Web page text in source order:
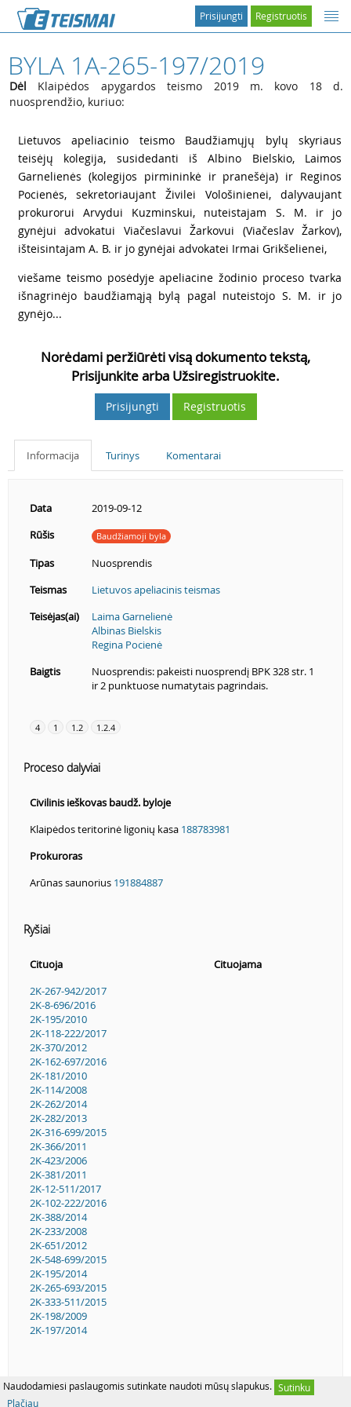
Naudodamiesi paslaugomis sutinkate naudoti mūsų slapukus. Sutinku
Plačiau
Registruotis
Prisijungti
BYLA 1A-265-197/2019
Dėl Klaipėdos apygardos teismo 2019 m. kovo 18 d.
nuosprendžio, kuriuo:
Lietuvos apeliacinio teismo Baudžiamųjų bylų skyriaus
teisėjų kolegija, susidedanti iš Albino Bielskio, Laimos
Garnelienės (kolegijos pirmininkė ir pranešėja) ir Reginos
Pocienės, sekretoriaujant Živilei Vološinienei, dalyvaujant
prokurorui Arvydui Kuzminskui, nuteistajam S. M. ir jo
gynėjui advokatui Viačeslavui Žarkovui (Viačeslav Žarkov),
išteisintajam A. B. ir jo gynėjai advokatei Irmai Grikšelienei,
viešame teismo posėdyje apeliacine žodinio proceso tvarka
išnagrinėjo baudžiamąją bylą pagal nuteistojo S. M. ir jo
gynėjo...
Norėdami peržiūrėti visą dokumento tekstą,
Prisijunkite arba Užsiregistruokite.
Prisijungti Registruotis
Informacija Turinys Komentarai
Data
2019-09-12
Rūšis
Baudžiamoji byla
Tipas
Nuosprendis
Teismas
Lietuvos apeliacinis teismas
Teisėjas(ai)
Laima Garnelienė
Albinas Bielskis
Regina Pocienė
Baigtis
Nuosprendis: pakeisti nuosprendį BPK 328 str. 1
ir 2 punktuose numatytais pagrindais.
4 1 1.2 1.2.4
Proceso dalyviai
Civilinis ieškovas baudž. byloje
Klaipėdos teritorinė ligonių kasa 188783981
Prokuroras
Arūnas saunorius 191884887
Ryšiai
Cituoja
Cituojama
2K-267-942/2017
2K-8-696/2016
2K-195/2010
2K-118-222/2017
2K-370/2012
2K-162-697/2016
2K-181/2010
2K-114/2008
2K-262/2014
2K-282/2013
2K-316-699/2015
2K-366/2011
2K-423/2006
2K-381/2011
2K-12-511/2017
2K-102-222/2016
2K-388/2014
2K-233/2008
2K-651/2012
2K-548-699/2015
2K-195/2014
2K-265-693/2015
2K-333-511/2015
2K-198/2009
2K-197/2014